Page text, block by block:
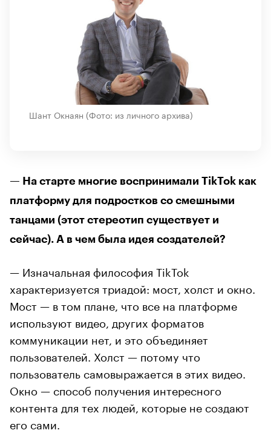
Шант Окнаян (Фото: из личного архива)
— На старте многие воспринимали TikTok как
платформу для подростков со смешными
танцами (этот стереотип существует и
сейчас). А в чем была идея создателей?
— Изначальная философия TikTok
характеризуется триадой: мост, холст и окно.
Мост — в том плане, что все на платформе
используют видео, других форматов
коммуникации нет, и это объединяет
пользователей. Холст — потому что
пользователь самовыражается в этих видео.
Окно — способ получения интересного
контента для тех людей, которые не создают
его сами.